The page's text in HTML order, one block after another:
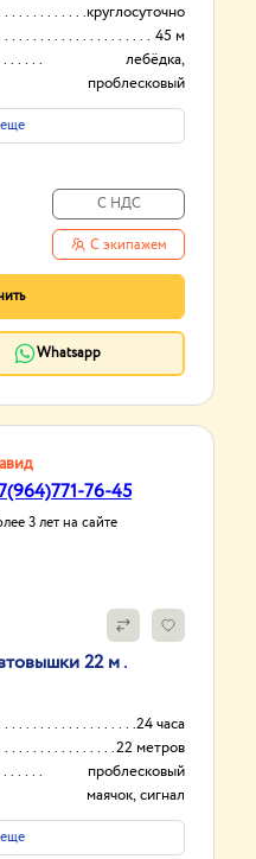
круглосуточно
45 м
лебёдка,
проблесковый
маячок.
С НДС
С экипажем
Whatsapp
76-45
3 лет на сайте
22 м .
24 часа
22 метров
проблесковый
маячок, сигнал
заднего хода